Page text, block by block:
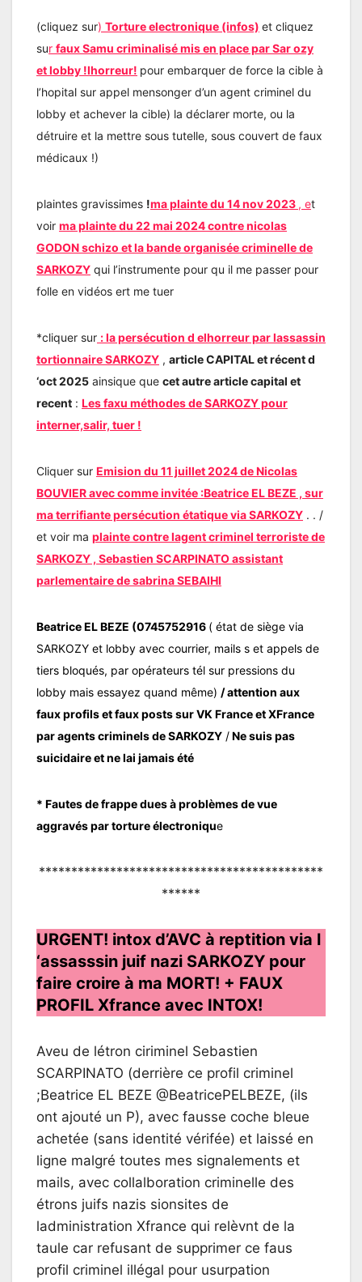
(cliquez sur) Torture electronique (infos) et cliquez
sur faux Samu criminalisé mis en place par Sar ozy
et lobby !lhorreur! pour embarquer de force la cible à
l’hopital sur appel mensonger d’un agent criminel du
lobby et achever la cible) la déclarer morte, ou la
détruire et la mettre sous tutelle, sous couvert de faux
médicaux !)
plaintes gravissimes !ma plainte du 14 nov 2023 , et
voir ma plainte du 22 mai 2024 contre nicolas
GODON schizo et la bande organisée criminelle de
SARKOZY qui l’instrumente pour qu il me passer pour
folle en vidéos ert me tuer
*cliquer sur :la persécution d elhorreur par lassassin
tortionnaire SARKOZY , article CAPITAL et récent d
‘oct 2025 ainsique que cet autre article capital et
recent : Les faxu méthodes de SARKOZY pour
interner,salir, tuer !
Cliquer sur Emision du 11 juillet 2024 de Nicolas
BOUVIER avec comme invitée :Beatrice EL BEZE , sur
ma terrifiante persécution étatique via SARKOZY . . /
et voir ma plainte contre lagent criminel terroriste de
SARKOZY , Sebastien SCARPINATO assistant
parlementaire de sabrina SEBAIHI
Beatrice EL BEZE (0745752916 ( état de siège via
SARKOZY et lobby avec courrier, mails s et appels de
tiers bloqués, par opérateurs tél sur pressions du
lobby mais essayez quand même) / attention aux
faux profils et faux posts sur VK France et XFrance
par agents criminels de SARKOZY /Ne suis pas
suicidaire et ne lai jamais été
* Fautes de frappe dues à problèmes de vue
aggravés par torture électronique
********************************************
******
URGENT! intox d’AVC à reptition via l
‘assasssin juif nazi SARKOZY pour
faire croire à ma MORT! + FAUX
PROFIL Xfrance avec INTOX!
Aveu de létron ciriminel Sebastien
SCARPINATO (derrière ce profil criminel
;Beatrice EL BEZE @BeatricePELBEZE, (ils
ont ajouté un P), avec fausse coche bleue
achetée (sans identité vérifée) et laissé en
ligne malgré toutes mes signalements et
mails, avec collalboration criminelle des
étrons juifs nazis sionsites de
ladministration Xfrance qui relèvnt de la
taule car refusant de supprimer ce faus
profil criminel illégal pour usurpation